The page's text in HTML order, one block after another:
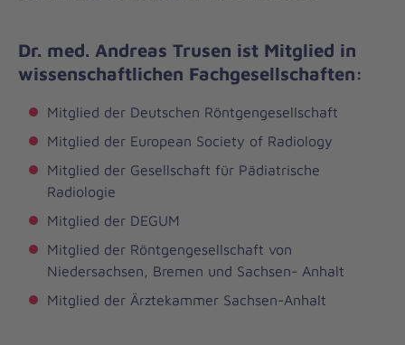
Dr. med. Andreas Trusen ist Mitglied in
wissenschaftlichen Fachgesellschaften:
Mitglied der Deutschen Röntgengesellschaft
Mitglied der European Society of Radiology
Mitglied der Gesellschaft für Pädiatrische
Radiologie
Mitglied der DEGUM
Mitglied der Röntgengesellschaft von
Niedersachsen, Bremen und Sachsen- Anhalt
Mitglied der Ärztekammer Sachsen-Anhalt